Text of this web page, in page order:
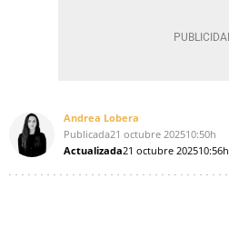
Andrea Lobera
Publicada21 octubre 202510:50h
Actualizada21 octubre 202510:56h